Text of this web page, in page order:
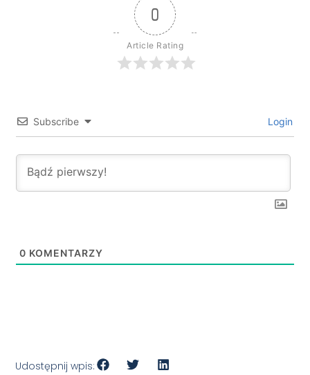
0
Article Rating
Subscribe Login
0 KOMENTARZY
Udostępnij wpis: